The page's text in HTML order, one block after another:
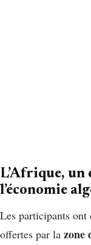
L’Afrique, un
l’économie
Les participants ont
offertes par la zone